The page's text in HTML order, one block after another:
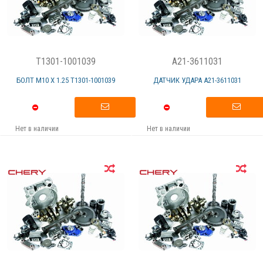
T1301-1001039
БОЛТ М10 Х 1.25 Т1301-1001039
Нет в наличии
A21-3611031
ДАТЧИК УДАРА А21-3611031
Нет в наличии